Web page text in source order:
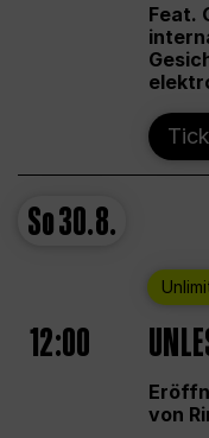
Feat.
So30.8.
12:00
von